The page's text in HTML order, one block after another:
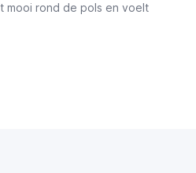
mooi rond de pols en voelt